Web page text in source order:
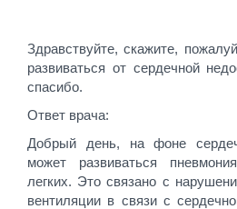
Здравствуйте, скажите,
развиваться от сердечной
спасибо.
Ответ врача:
Добрый день, на фоне
может развиваться
легких. Это связано с
вентиляции в связи с